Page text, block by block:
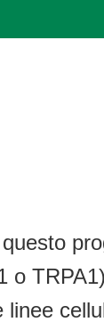
o
linee